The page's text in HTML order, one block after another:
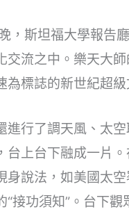
，斯坦福大學報告
交流之中。樂天大
為標誌的新世紀超
進行了調天風、太
台上台下融成一片
身說法，如美國太
“接功須知”。台下